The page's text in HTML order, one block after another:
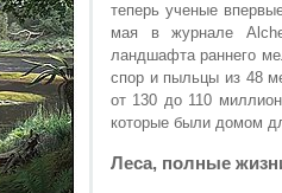
теперь ученые
мая в журнале
ландшафта раннего
спор и пыльцы из 48
от 130 до 110
которые были домом
Леса, полные